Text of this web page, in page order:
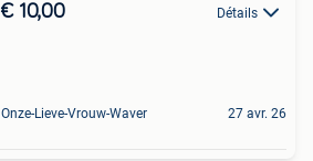
€ 10,00 Détails
Onze-Lieve-Vrouw-Waver 27 avr. 26